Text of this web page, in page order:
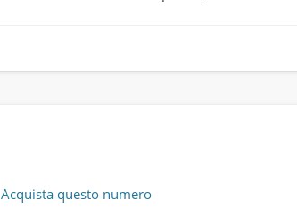
Acquista questo numero